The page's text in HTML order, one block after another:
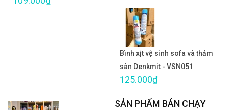
Bình xịt vệ sinh sofa và thảm
sàn Denkmit - VSN051
125.000₫
SẢN PHẨM BÁN CHẠY